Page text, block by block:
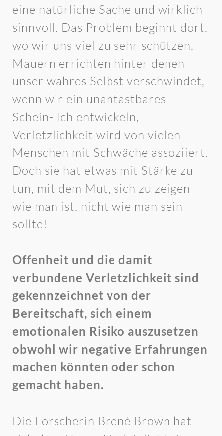
eine natürliche Sache und wirklich
sinnvoll. Das Problem beginnt dort,
wo wir uns viel zu sehr schützen,
Mauern errichten hinter denen
unser wahres Selbst verschwindet,
wenn wir ein unantastbares
Schein- Ich entwickeln,
Verletzlichkeit wird von vielen
Menschen mit Schwäche assoziiert.
Doch sie hat etwas mit Stärke zu
tun, mit dem Mut, sich zu zeigen
wie man ist, nicht wie man sein
sollte!
Offenheit und die damit
verbundene Verletzlichkeit sind
gekennzeichnet von der
Bereitschaft, sich einem
emotionalen Risiko auszusetzen
obwohl wir negative Erfahrungen
machen könnten oder schon
gemacht haben.
Die Forscherin Brené Brown hat